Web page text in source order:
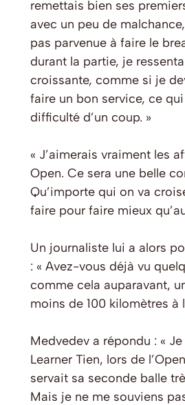
remettais bien ses
avec un peu de
pas parvenue à faire le
durant la partie, je
croissante, comme si je
faire un bon service, ce qui
difficulté d’un coup. »
« J’aimerais vraiment les
Open. Ce sera une belle
Qu’importe qui on va
faire pour faire mieux
Un journaliste lui a alors
: « Avez-vous déjà vu
comme cela auparavant,
moins de 100 kilomètres à
Medvedev a répondu : «
Learner Tien, lors de
servait sa seconde balle
Mais je ne me souviens